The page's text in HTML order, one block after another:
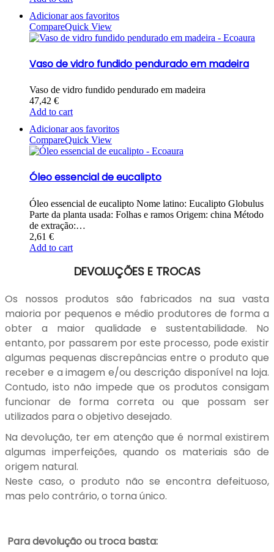
Adicionar aos favoritos
CompareQuick View
Vaso de vidro fundido pendurado em madeira
Vaso de vidro fundido pendurado em madeira
47,42 €
Add to cart
Adicionar aos favoritos
CompareQuick View
Óleo essencial de eucalipto
Óleo essencial de eucalipto Nome latino: Eucalipto Globulus
Parte da planta usada: Folhas e ramos Origem: china Método
de extração:…
2,61 €
Add to cart
DEVOLUÇÕES E TROCAS
Os nossos produtos são fabricados na sua vasta
maioria por pequenos e médio produtores de forma a
obter a maior qualidade e sustentabilidade. No
entanto, por passarem por este processo, pode existir
algumas pequenas discrepâncias entre o produto que
receber e a imagem e/ou descrição disponível na loja.
Contudo, isto não impede que os produtos consigam
funcionar de forma correta ou que possam ser
utilizados para o objetivo desejado.
Na devolução, ter em atenção que é normal existirem
algumas imperfeições, quando os materiais são de
origem natural.
Neste caso, o produto não se encontra defeituoso,
mas pelo contrário, o torna único.
Para devolução ou troca basta: